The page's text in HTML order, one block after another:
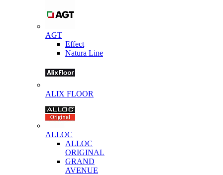
AGT
Effect
Natura Line
ALIX FLOOR
ALLOC
ALLOC
ORIGINAL
GRAND
AVENUE